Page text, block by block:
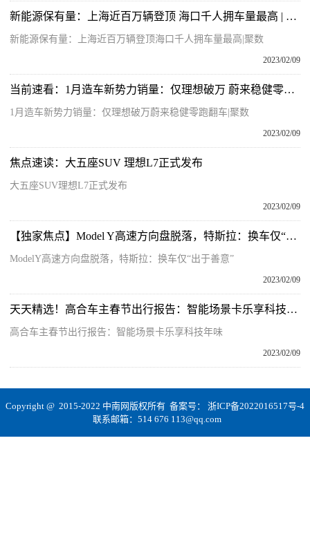
新能源保有量：上海近百万辆登顶 海口千人拥车量最高 | 聚数
新能源保有量：上海近百万辆登顶海口千人拥车量最高|聚数
2023/02/09
当前速看：1月造车新势力销量：仅理想破万 蔚来稳健零跑翻车 | 聚数
1月造车新势力销量：仅理想破万蔚来稳健零跑翻车|聚数
2023/02/09
焦点速读：大五座SUV 理想L7正式发布
大五座SUV理想L7正式发布
2023/02/09
【独家焦点】Model Y高速方向盘脱落，特斯拉：换车仅“出于善意”
ModelY高速方向盘脱落，特斯拉：换车仅“出于善意”
2023/02/09
天天精选！高合车主春节出行报告：智能场景卡乐享科技年味
高合车主春节出行报告：智能场景卡乐享科技年味
2023/02/09
Copyright @ 2015-2022 中南网版权所有 备案号： 浙ICP备2022016517号-4
联系邮箱：514 676 113@qq.com